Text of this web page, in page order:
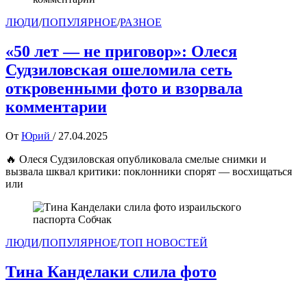
ЛЮДИ/ПОПУЛЯРНОЕ/РАЗНОЕ
«50 лет — не приговор»: Олеся
Судзиловская ошеломила сеть
откровенными фото и взорвала
комментарии
От Юрий / 27.04.2025
🔥 Олеся Судзиловская опубликовала смелые снимки и
вызвала шквал критики: поклонники спорят — восхищаться
или
ЛЮДИ/ПОПУЛЯРНОЕ/ТОП НОВОСТЕЙ
Тина Канделаки слила фото